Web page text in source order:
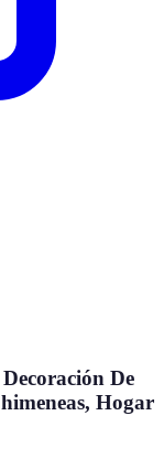
De
Hogar